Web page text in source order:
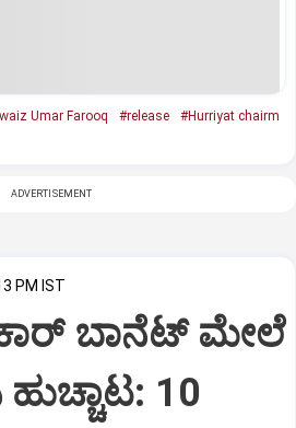
Umar Farooq #release
#Hurriyat chairm
ADVERTISEMENT
PM IST
ಕಾರ್ ಬಾನೆಟ್ ಮೇಲೆ
10